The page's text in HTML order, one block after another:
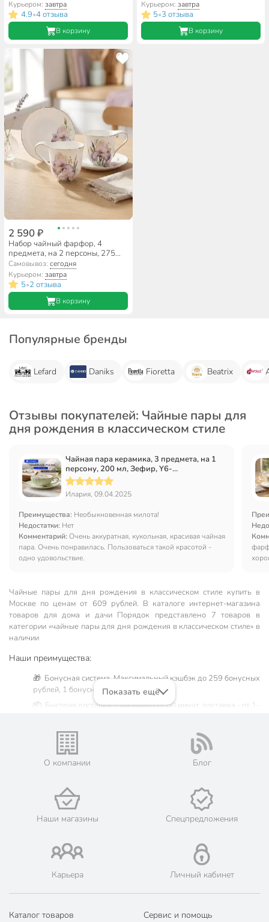
подарочная упаковка, в
ассортименте
Курьером:завтра
4.9•4 отзыва
В корзину
подарочная упаковка
Курьером: завтра
5•3 отзыва
В корзину
2 590 ₽
Набор чайный фарфор, 4
предмета, на 2 персоны, 275
мл, Lefard, Irises, 590-480,
подарочная упаковка
Самовывоз:сегодня
Курьером:завтра
5•2 отзыва
В корзину
Популярные бренды
Lefard Daniks Fioretta Beatrix
Отзывы покупателей: Чайные пары для
дня рождения в классическом стиле
Чайная пара керамика, 3 предмета, на 1
персону, 200 мл, Зефир, Y6-
10141/B060041, подарочная упаковка, в
ассортименте
Илария, 09.04.2025
Преимущества: Необыкновенная милота!
Недостатки: Нет
Комментарий: Очень аккуратная, кукольная, красивая чайная
пара. Очень понравилась. Пользоваться такой красотой -
одно удовольствие.
Чайные пары для дня рождения в классическом стиле купить в
Москве по ценам от 609 рублей. В каталоге интернет-магазина
товаров для дома и дачи Порядок представлено 7 товаров в
категории «чайные пары для дня рождения в классическом стиле» в
наличии
Наши преимущества:
🎁 Бонусная система. Максимальный кэшбэк до 259 бонусных
рублей, 1 бонусный балл = 1 рубль.
📦 Быстрая доставка. Самовывоз от 60 минут, доставка - от 1-
🛒 Бесплатный самовывоз из магазинов города Москва.
Жители Московской области могут сделать заказ и оплатить
его онлайн на официальном сайте сети магазинов Порядок.
🛍 Скидки, акции, распродажи каждый день!
📜 Только оригинальная продукция. Интернет-гипермаркет
Порядок - официальный представитель ведущих мировых
Показать ещё
О компании Блог
Наши магазины Спецпредложения
Карьера Личный кабинет
Каталог товаров Сервис и помощь